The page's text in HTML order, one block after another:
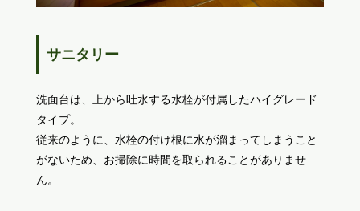
サニタリー
洗面台は、上から吐水する水栓が付属したハイグレード
タイプ。
従来のように、水栓の付け根に水が溜まってしまうこと
がないため、お掃除に時間を取られることがありませ
ん。